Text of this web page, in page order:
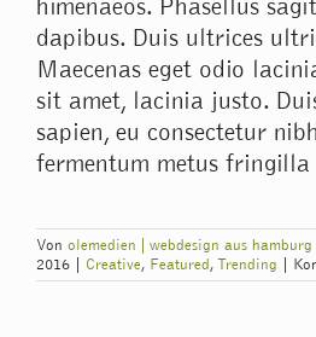
himenaeos. Phasellus
dapibus. Duis ultrices
Maecenas eget odio
sit amet, lacinia justo.
sapien, eu consectetur
fermentum metus fringilla
Von olemedien | webdesign aus hamburg
2016
Creative, Featured, Trending